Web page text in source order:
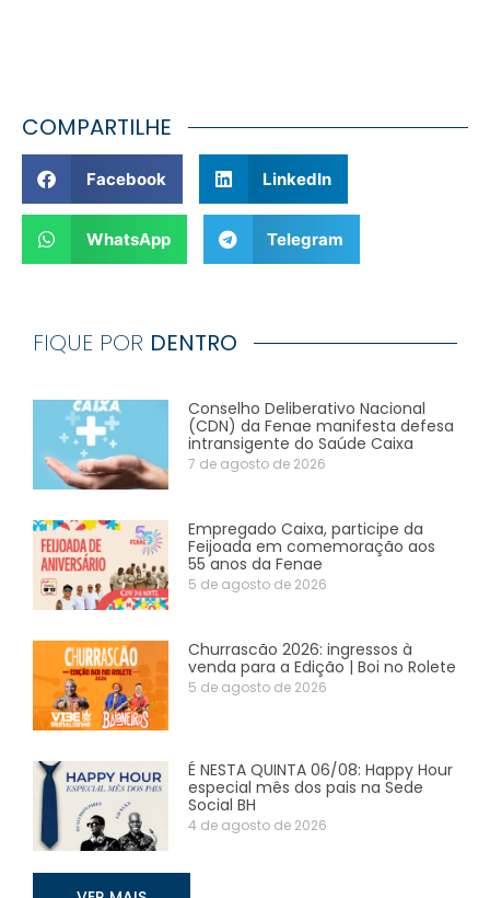
COMPARTILHE
Facebook LinkedIn
WhatsApp Telegram
FIQUE POR DENTRO
Conselho Deliberativo Nacional
(CDN) da Fenae manifesta defesa
intransigente do Saúde Caixa
7 de agosto de 2026
Empregado Caixa, participe da
Feijoada em comemoração aos
55 anos da Fenae
5 de agosto de 2026
Churrascão 2026: ingressos à
venda para a Edição | Boi no Rolete
5 de agosto de 2026
É NESTA QUINTA 06/08: Happy Hour
especial mês dos pais na Sede
Social BH
4 de agosto de 2026